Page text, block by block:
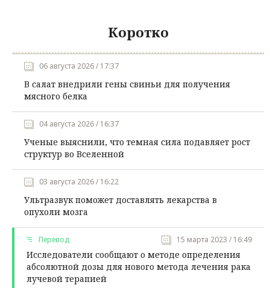
Коротко
06 августа 2026 / 17:37
В салат внедрили гены свиньи для получения
мясного белка
04 августа 2026 / 16:37
Ученые выяснили, что темная сила подавляет рост
структур во Вселенной
03 августа 2026 / 16:22
Ультразвук поможет доставлять лекарства в
опухоли мозга
Перевод 15 марта 2023 / 16:49
Исследователи сообщают о методе определения
абсолютной дозы для нового метода лечения рака
лучевой терапией